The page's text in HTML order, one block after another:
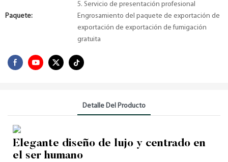
5. Servicio de presentación profesional
Paquete:
Engrosamiento del paquete de exportación de
exportación de exportación de fumigación
gratuita
Detalle Del Producto
Elegante diseño de lujo y centrado en
el ser humano